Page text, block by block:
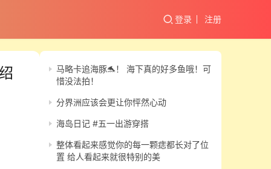
登录 注册
马略卡追海豚🐬！ 海下真的好多鱼哦！可
惜没法拍！
分界洲应该会更让你怦然心动
海岛日记 #五一出游穿搭
整体看起来感觉你的每一颗痣都长对了位
置 给人看起来就很特别的美